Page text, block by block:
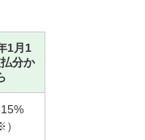
1月1
分か
）